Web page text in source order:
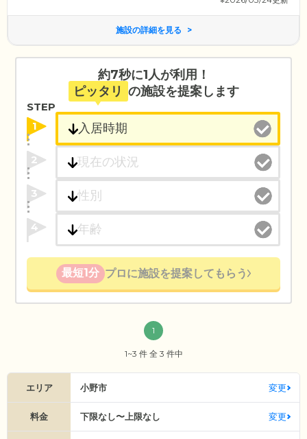
施設の詳細を見る
約7秒に1人が利用！
ピッタリ の施設を提案します
STEP
1
2
3
4
最短1分 プロに施設を提案してもらう
1
1~3 件 全 3 件中
エリア 小野市 変更
料金 下限なし〜上限なし 変更